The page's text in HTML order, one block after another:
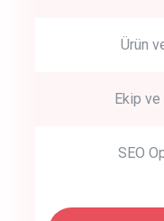
Ürün
Ekip
SEO